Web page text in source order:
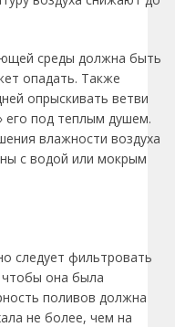
среды должна быть
опадать. Также
опрыскивать ветви
его под теплым душем.
влажности воздуха
с водой или мокрым
следует фильтровать
чтобы она была
поливов должна
не более, чем на